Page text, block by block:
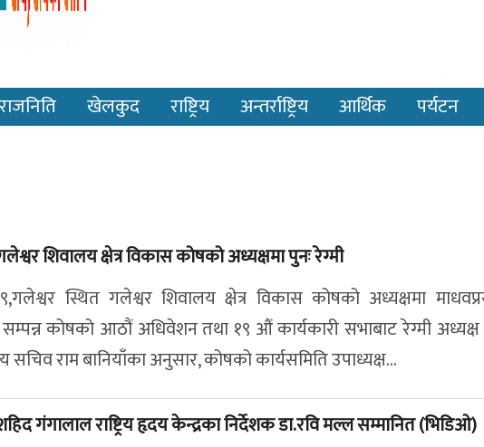
राजनिति खेलकुद राष्ट्रिय अन्तर्राष्ट्रिय आर्थिक पर्यटन
शिवालय क्षेत्र विकास कोषको अध्यक्षमा पुनः रेग्मी
स्थित गलेश्वर शिवालय क्षेत्र विकास कोषको अध्यक्षमा
कोषको आठौं अधिवेशन तथा १९ औं कार्यकारी सभाबाट रेग्मी अध्यक्ष
राम बानियाँका अनुसार, कोषको कार्यसमिति उपाध्यक्ष...
गंगालाल राष्ट्रिय हृदय केन्द्रका निर्देशक डा.रवि मल्ल सम्मानित (भिडिओ)